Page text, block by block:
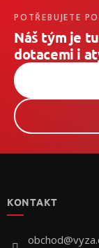
POTŘEBUJETE
Náš tým je
dotacemi i
KONTAKT
obchod@